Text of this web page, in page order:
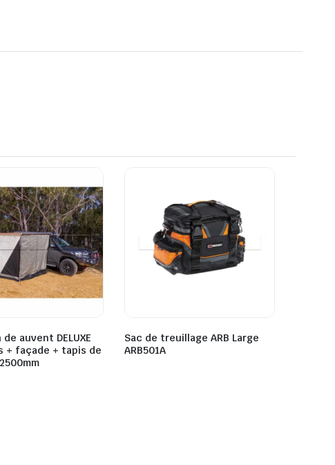
auvent DELUXE
+ façade + tapis de
Sac de treuillage ARB Large
ARB501A